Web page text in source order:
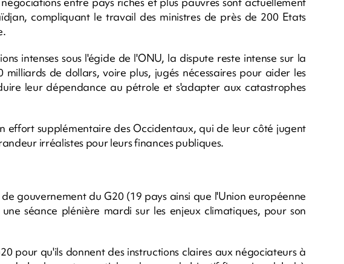
compliquant le travail des ministres de près de 200 Etats
intenses sous l'égide de l'ONU, la dispute reste intense sur la
milliards de dollars, voire plus, jugés nécessaires pour aider les
leur dépendance au pétrole et s'adapter aux catastrophes
effort supplémentaire des Occidentaux, qui de leur côté jugent
irréalistes pour leurs finances publiques.
gouvernement du G20 (19 pays ainsi que l'Union européenne
séance plénière mardi sur les enjeux climatiques, pour son
pour qu'ils donnent des instructions claires aux négociateurs à